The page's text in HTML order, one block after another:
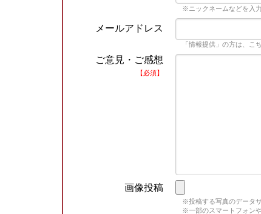
※ニックネームなどを入力
メールアドレス
「情報提供」の方は、こ
ご意見・ご感想
【必須】
画像投稿
※投稿する写真のデータ
※一部のスマートフォン